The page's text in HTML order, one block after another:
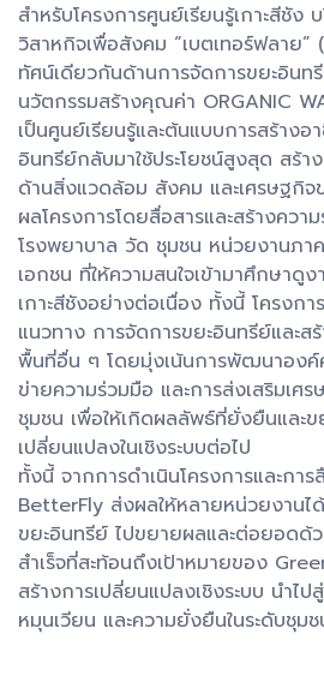
สำหรับโครงการศูนย์เรียนรู้เกาะสีชัง
วิสาหกิจเพื่อสังคม “เบตเทอร์ฟลาย
ทัศน์เดียวกันด้านการจัดการขยะอินท
นวัตกรรมสร้างคุณค่า ORGANIC
เป็นศูนย์เรียนรู้และต้นแบบการสร้างอ
อินทรีย์กลับมาใช้ประโยชน์สูงสุด สร้า
ด้านสิ่งแวดล้อม สังคม และเศรษฐกิ
ผลโครงการโดยสื่อสารและสร้างคว
โรงพยาบาล วัด ชุมชน หน่วยงานภา
เอกชน ที่ให้ความสนใจเข้ามาศึกษาดู
เกาะสีชังอย่างต่อเนื่อง ทั้งนี้ โครงกา
แนวทาง การจัดการขยะอินทรีย์และส
พื้นที่อื่น ๆ โดยมุ่งเน้นการพัฒนาองค์
ข่ายความร่วมมือ และการส่งเสริมเศ
ชุมชน เพื่อให้เกิดผลลัพธ์ที่ยั่งยืนและ
เปลี่ยนแปลงในเชิงระบบต่อไป
ทั้งนี้ จากการดำเนินโครงการและกา
BetterFly ส่งผลให้หลายหน่วยงานไ
ขยะอินทรีย์ ไปขยายผลและต่อยอดด้
สำเร็จที่สะท้อนถึงเป้าหมายของ
สร้างการเปลี่ยนแปลงเชิงระบบ นำไ
หมุนเวียน และความยั่งยืนในระดับชุม